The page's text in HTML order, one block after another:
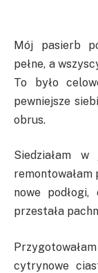
Mój pasierb
pełne, a
To było
pewniejsze
obrus.
Siedziałam
nowe
przestała
cytrynowe